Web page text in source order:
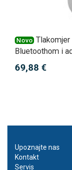
Novo Tlakomjer
Bluetoothom i
69,88 €
Upoznajte nas
Kontakt
Servis